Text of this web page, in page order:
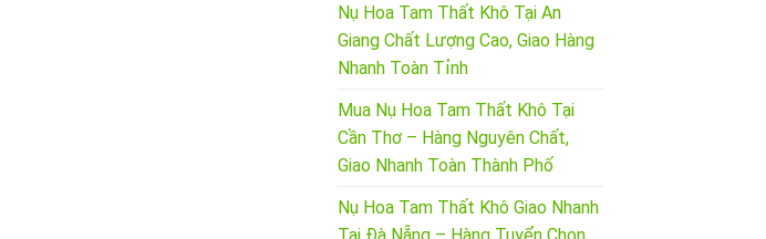
Nụ Hoa Tam Thất Khô Tại An
Giang Chất Lượng Cao, Giao Hàng
Nhanh Toàn Tỉnh
Mua Nụ Hoa Tam Thất Khô Tại
Cần Thơ – Hàng Nguyên Chất,
Giao Nhanh Toàn Thành Phố
Nụ Hoa Tam Thất Khô Giao Nhanh